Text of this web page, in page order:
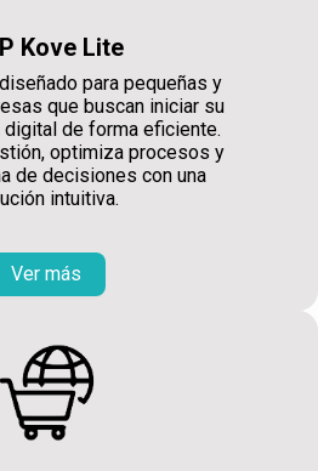
Kove Lite
para pequeñas y
que buscan iniciar su
de forma eficiente.
optimiza procesos y
de decisiones con una
intuitiva.
Ver más